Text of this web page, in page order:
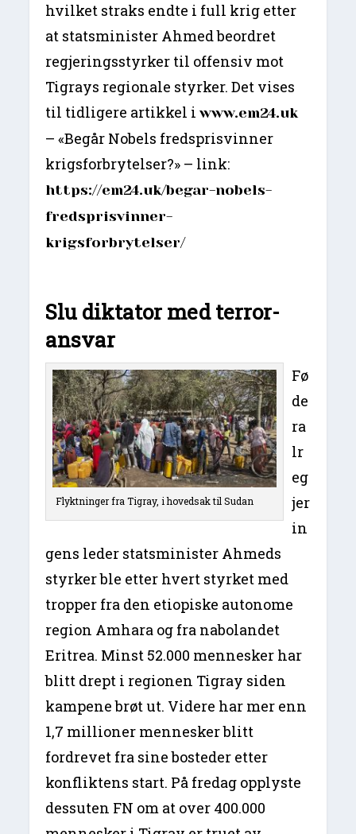
hvilket straks endte i full krig etter
at statsminister Ahmed beordret
regjeringsstyrker til offensiv mot
Tigrays regionale styrker. Det vises
til tidligere artikkel iwww.em24.uk
– «Begår Nobels fredsprisvinner
krigsforbrytelser?» – link:
https://em24.uk/begar-nobels-
fredsprisvinner-
krigsforbrytelser/
Slu diktator med terror-
ansvar
Flyktninger fra Tigray, i hovedsak til Sudan
Fø
de
ra
lr
eg
jer
in
gens leder statsminister Ahmeds
styrker ble etter hvert styrket med
tropper fra den etiopiske autonome
region Amhara og fra nabolandet
Eritrea. Minst 52.000 mennesker har
blitt drept i regionen Tigray siden
kampene brøt ut. Videre har mer enn
1,7 millioner mennesker blitt
fordrevet fra sine bosteder etter
konfliktens start. På fredag opplyste
dessuten FN om at over 400.000